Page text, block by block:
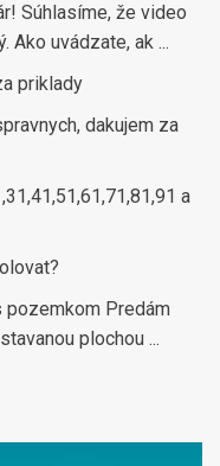
Súhlasíme, že video
Ako uvádzate, ak ...
priklady
dakujem za
a
pozemkom Predám
plochou ...